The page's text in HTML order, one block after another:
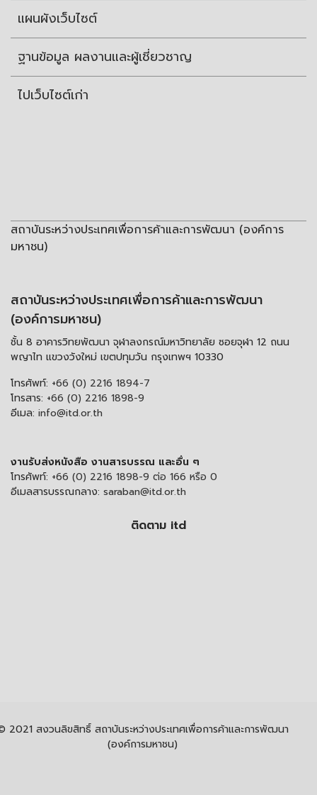
แผนผังเว็บไซต์
ฐานข้อมูล ผลงานและผู้เชี่ยวชาญ
ไปเว็บไซต์เก่า
สถาบันระหว่างประเทศเพื่อการค้าและการพัฒนา (องค์การ
มหาชน)
สถาบันระหว่างประเทศเพื่อการค้าและการพัฒนา
(องค์การมหาชน)
ชั้น 8 อาคารวิทยพัฒนา จุฬาลงกรณ์มหาวิทยาลัย ซอยจุฬา 12 ถนน
พญาไท แขวงวังใหม่ เขตปทุมวัน กรุงเทพฯ 10330
โทรศัพท์: +66 (0) 2216 1894-7
โทรสาร: +66 (0) 2216 1898-9
อีเมล: info@itd.or.th
งานรับส่งหนังสือ งานสารบรรณ และอื่น ๆ
โทรศัพท์: +66 (0) 2216 1898-9 ต่อ 166 หรือ 0
อีเมลสารบรรณกลาง: saraban@itd.or.th
ติดตาม itd
2021 สงวนลิขสิทธิ์ สถาบันระหว่างประเทศเพื่อการค้าและการพัฒนา
(องค์การมหาชน)